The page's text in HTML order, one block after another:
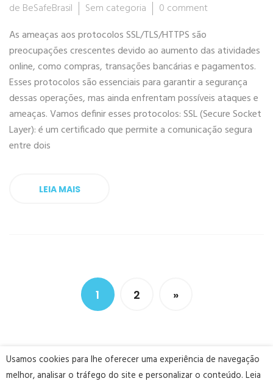
de BeSafeBrasil Sem categoria
0 comment
As ameaças aos protocolos SSL/TLS/HTTPS são
preocupações crescentes devido ao aumento das atividades
online, como compras, transações bancárias e pagamentos.
Esses protocolos são essenciais para garantir a segurança
dessas operações, mas ainda enfrentam possíveis ataques e
ameaças. Vamos definir esses protocolos: SSL (Secure Socket
Layer): é um certificado que permite a comunicação segura
entre dois
LEIA MAIS
1 2 »
Usamos cookies para lhe oferecer uma experiência de navegação
melhor, analisar o tráfego do site e personalizar o conteúdo. Leia